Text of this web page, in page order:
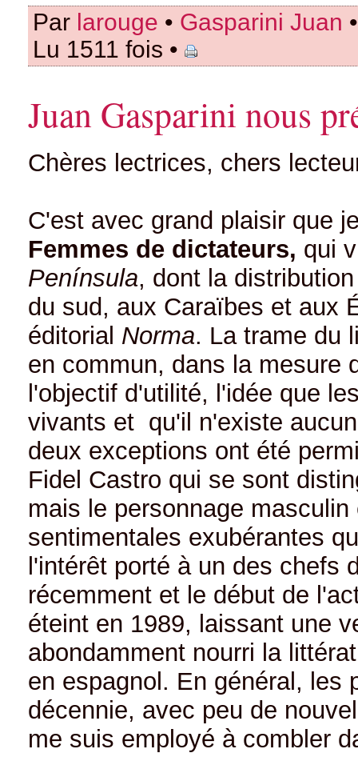
Par larouge • Gasparini Juan
Lu 1511 fois •
Juan Gasparini nous
Chères lectrices, chers
C'est avec grand plaisir que
Femmes de dictateurs, qui
Península, dont la
du sud, aux Caraïbes et aux
éditorial Norma. La trame du
en commun, dans la mesure
l'objectif d'utilité, l'idée que
vivants et qu'il n'existe
deux exceptions ont été
Fidel Castro qui se sont
mais le personnage
sentimentales exubérantes
l'intérêt porté à un des chefs
récemment et le début de
éteint en 1989, laissant une
abondamment nourri la
en espagnol. En général, les
décennie, avec peu de
me suis employé à combler